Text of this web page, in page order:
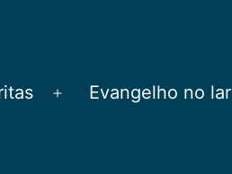
Abrir
Evangelho no lar